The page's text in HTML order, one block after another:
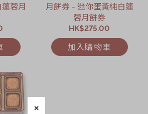
蓉月
月餅券 - 迷你蛋黃純白蓮
蓉月餅券
HK$275.00
加入購物車